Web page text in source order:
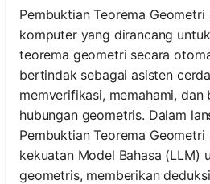
Pembuktian Teorema
komputer yang dirancang
teorema geometri secara
bertindak sebagai asisten
memverifikasi, memahami, dan
hubungan geometris. Dalam
Pembuktian Teorema
kekuatan Model Bahasa (LLM)
geometris, memberikan